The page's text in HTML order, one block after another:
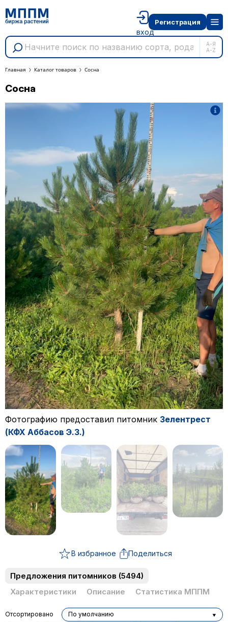
А-Я
A-Z
вход
Регистрация
Главная Каталог товаров Сосна
Сосна
Фотографию предоставил питомник Зелентрест
(КФХ Аббасов Э.З.)
В избранное Поделиться
Предложения питомников (5494)
Характеристики
Описание Статистика МППМ
Отсортировано По умолчанию